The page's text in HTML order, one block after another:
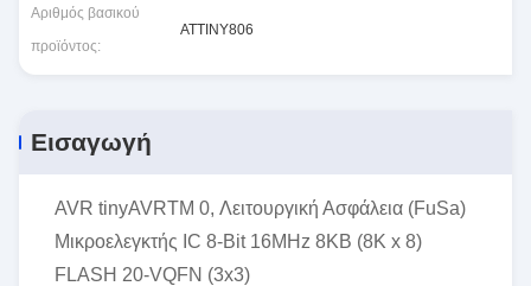
Αριθμός βασικού
προϊόντος:
ATTINY806
Εισαγωγή
AVR tinyAVRTM 0, Λειτουργική Ασφάλεια (FuSa)
Μικροελεγκτής IC 8-Bit 16MHz 8KB (8K x 8)
FLASH 20-VQFN (3x3)